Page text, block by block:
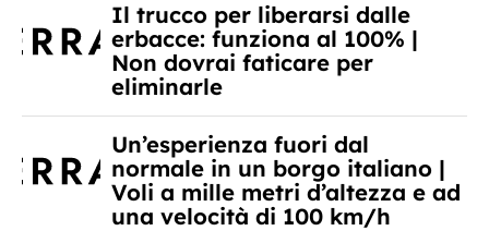
Il trucco per liberarsi dalle
erbacce: funziona al 100% |
Non dovrai faticare per
eliminarle
Un’esperienza fuori dal
normale in un borgo italiano |
Voli a mille metri d’altezza e ad
una velocità di 100 km/h